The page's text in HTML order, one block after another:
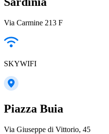
Via Carmine 213 F
SKYWIFI
Piazza Buia
Via Giuseppe di Vittorio, 45